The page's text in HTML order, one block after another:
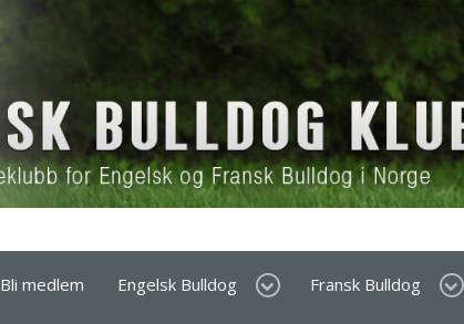
Bli medlem Engelsk Bulldog Fransk Bulldog